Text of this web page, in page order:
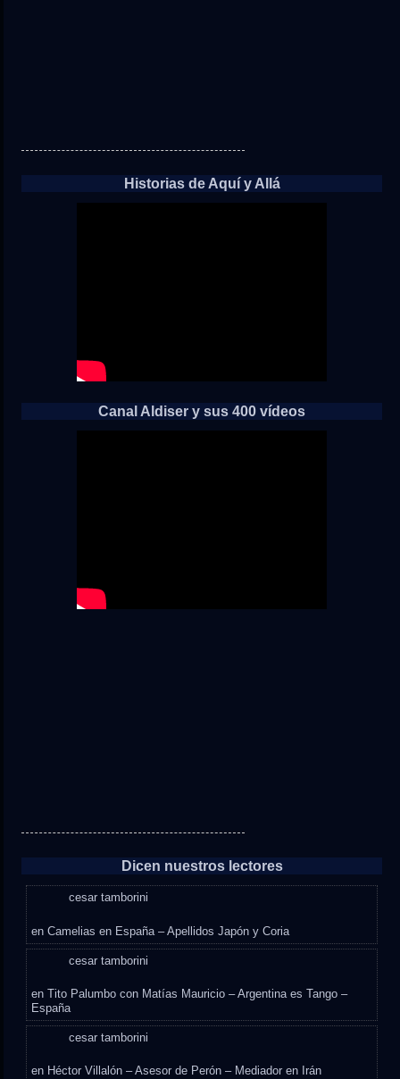
Historias de Aquí y Allá
Canal Aldiser y sus 400 vídeos
Dicen nuestros lectores
cesar tamborini
enCamelias en España – Apellidos Japón y Coria
cesar tamborini
enTito Palumbo con Matías Mauricio – Argentina es Tango –
España
cesar tamborini
en Héctor Villalón – Asesor de Perón – Mediador en Irán